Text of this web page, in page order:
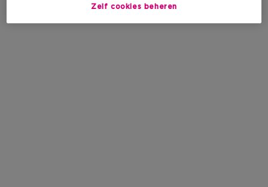
Zelf cookies beheren